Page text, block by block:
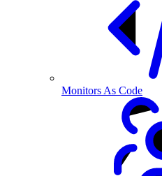
Monitors As Code